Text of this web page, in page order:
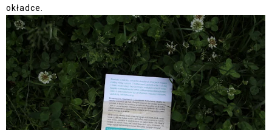
okładce.